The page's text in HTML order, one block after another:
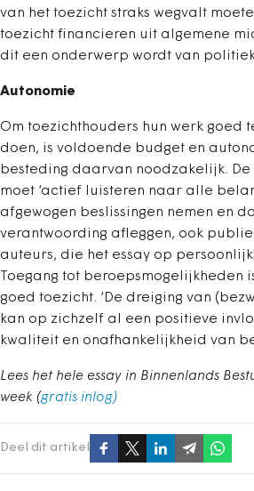
van het toezicht straks wegvalt
toezicht financieren uit algemene
dit een onderwerp wordt van
Autonomie
Om toezichthouders hun werk goed
doen, is voldoende budget en
besteding daarvan noodzakelijk.
moet ‘actief luisteren naar alle
afgewogen beslissingen nemen en
verantwoording afleggen, ook
auteurs, die het essay op
Toegang tot beroepsmogelijkheden
goed toezicht. ‘De dreiging van
kan op zichzelf al een positieve
kwaliteit en onafhankelijkheid van
Lees het hele essay in Binnenlands
week (gratis inlog)
Deel dit artikel